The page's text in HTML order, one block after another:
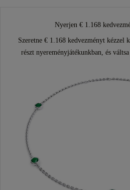
Nyerjen € 1.168
Szeretne € 1.168 kedvezményt kézzel
részt nyereményjátékunkban, és